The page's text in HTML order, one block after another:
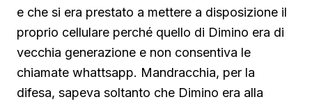
e che si era prestato a mettere a disposizione il
proprio cellulare perché quello di Dimino era di
vecchia generazione e non consentiva le
chiamate whattsapp. Mandracchia, per la
difesa, sapeva soltanto che Dimino era alla